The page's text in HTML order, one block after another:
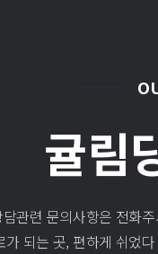
귤림
관련 문의사항은 전화
가 되는 곳, 편하게 쉬었